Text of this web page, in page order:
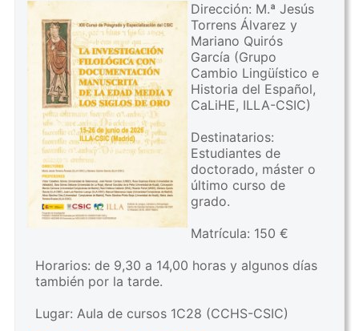
Dirección: M.ª Jesús
Torrens Álvarez y
Mariano Quirós
García (Grupo
Cambio Lingüístico e
Historia del Español,
CaLiHE, ILLA-CSIC)
Destinatarios:
Estudiantes de
doctorado, máster o
último curso de
grado.
Matrícula: 150 €
Horarios: de 9,30 a 14,00 horas y algunos días
también por la tarde.
Lugar: Aula de cursos 1C28 (CCHS-CSIC)